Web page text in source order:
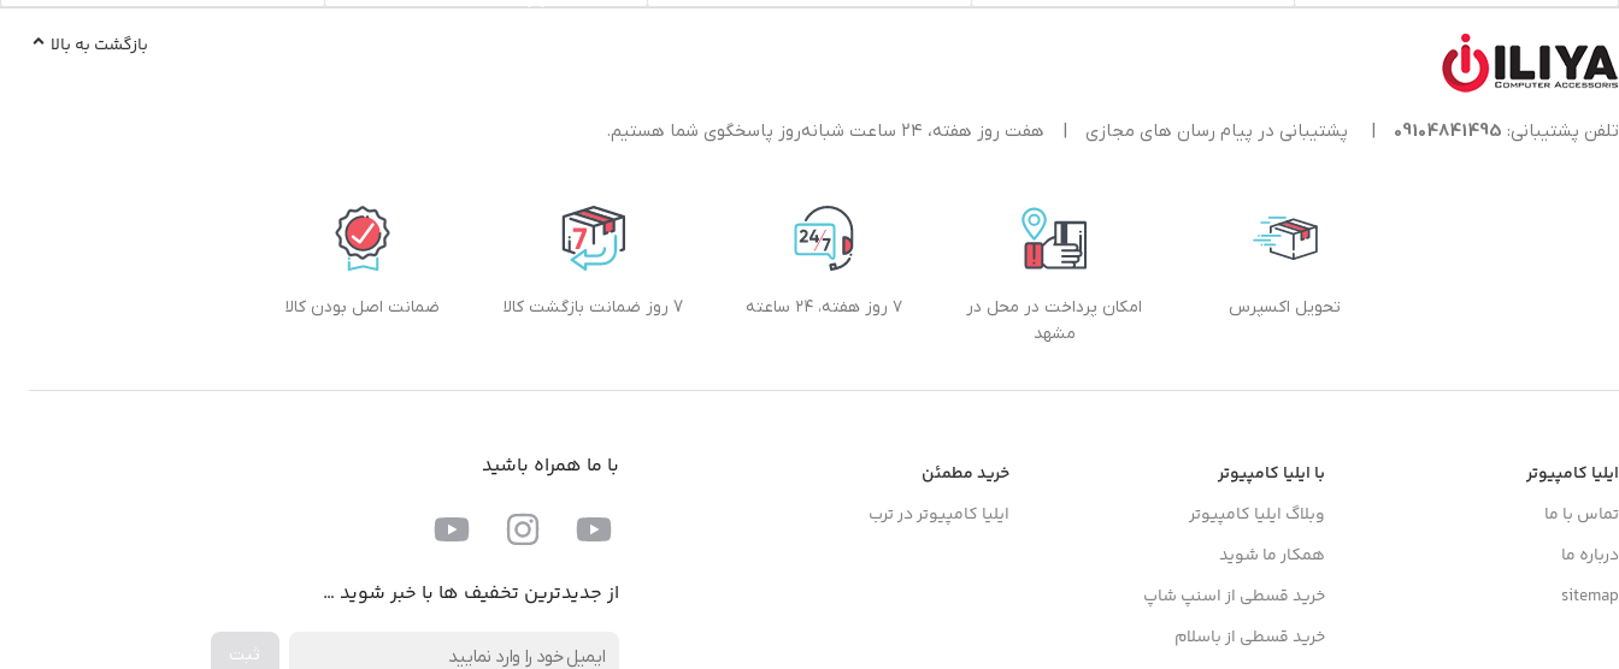
تلفن پشتیبانی: 09104841495
| پشتیبانی در پیام رسان های مجازی | هفت روز هفته، ۲۴ ساعت شبانه‌روز پاسخگوی شما هستیم.
بازگشت به بالا
تحویل اکسپرس
امکان پرداخت در محل در
مشهد
۷ روز هفته، ۲۴ ساعته 7 روز ضمانت بازگشت کالا ضمانت اصل بودن کالا
ایلیا کامپیوتر
تماس با ما
درباره ما
sitemap
با ایلیا کامپیوتر
وبلاگ ایلیا کامپیوتر
همکار ما شوید
خرید قسطی از اسنپ شاپ
خرید قسطی از باسلام
خرید مطمئن
ایلیا کامپیوتر در ترب
با ما همراه باشید
از جدیدترین تخفیف ها با خبر شوید …